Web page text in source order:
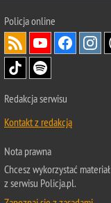
Policjaonline
Redakcja serwisu
Kontakt z redakcją
Nota prawna
Chcesz wykorzystać materiał
z serwisu Policja.pl.